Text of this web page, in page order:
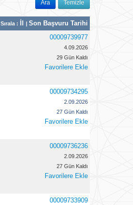
Ara Temizle
Sırala : | Son Başvuru Tarihi
00009739977
4.09.2026
29 Gün Kaldı
Favorilere Ekle
00009734295
2.09.2026
27 Gün Kaldı
Favorilere Ekle
00009736236
2.09.2026
27 Gün Kaldı
Favorilere Ekle
00009733909